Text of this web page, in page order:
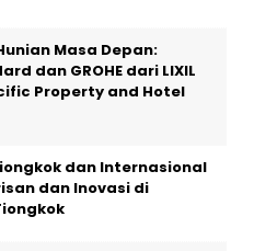
Masa Depan:
dan GROHE dari LIXIL
Property and Hotel
dan Internasional
dan Inovasi di